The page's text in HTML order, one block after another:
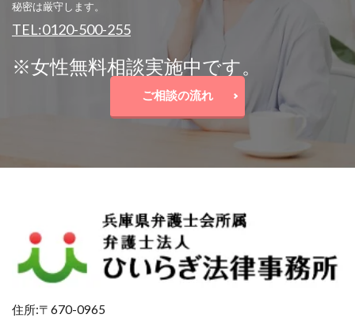
秘密は厳守します。
TEL:0120-500-255
※女性無料相談実施中です。
ご相談の流れ
住所:〒670-0965